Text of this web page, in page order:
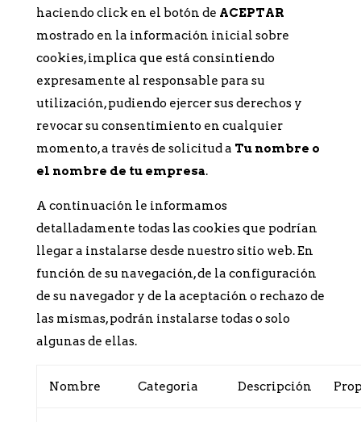
haciendo click en el botón de ACEPTAR
mostrado en la información inicial sobre
cookies, implica que está consintiendo
expresamente al responsable para su
utilización, pudiendo ejercer sus derechos y
revocar su consentimiento en cualquier
momento, a través de solicitud a Tu nombre o
el nombre de tu empresa.
A continuación le informamos
detalladamente todas las cookies que podrían
llegar a instalarse desde nuestro sitio web. En
función de su navegación, de la configuración
de su navegador y de la aceptación o rechazo de
las mismas, podrán instalarse todas o solo
algunas de ellas.
Nombre Categoria Descripción